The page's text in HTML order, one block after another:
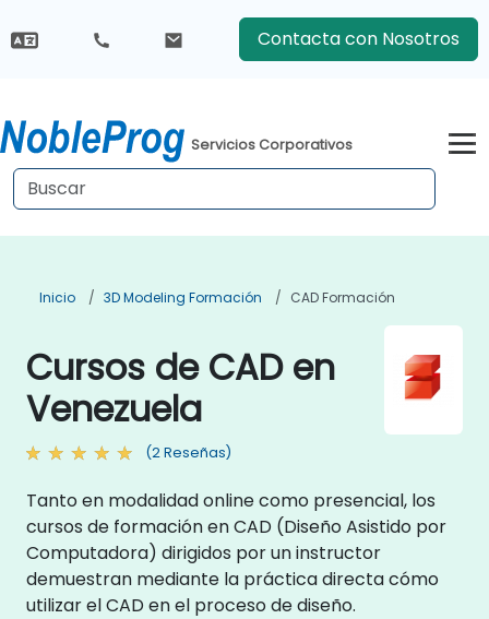
Contacta con Nosotros
Servicios Corporativos
Inicio 3D Modeling Formación CAD Formación
Cursos de CAD en
Venezuela
(2 Reseñas)
Tanto en modalidad online como presencial, los
cursos de formación en CAD (Diseño Asistido por
Computadora) dirigidos por un instructor
demuestran mediante la práctica directa cómo
utilizar el CAD en el proceso de diseño.